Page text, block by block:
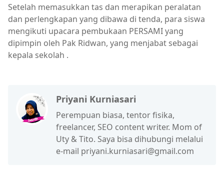
Setelah memasukkan tas dan merapikan peralatan
dan perlengkapan yang dibawa di tenda, para siswa
mengikuti upacara pembukaan PERSAMI yang
dipimpin oleh Pak Ridwan, yang menjabat sebagai
kepala sekolah .
Priyani Kurniasari
Perempuan biasa, tentor fisika,
freelancer, SEO content writer. Mom of
Uty & Tito. Saya bisa dihubungi melalui
e-mail priyani.kurniasari@gmail.com